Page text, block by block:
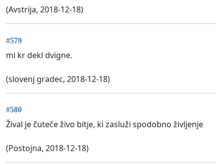
(Avstrija, 2018-12-18)
#579
mi kr dekl dvigne.
(slovenj gradec, 2018-12-18)
#580
Žival je čuteče živo bitje, ki zasluži spodobno življenje
(Postojna, 2018-12-18)